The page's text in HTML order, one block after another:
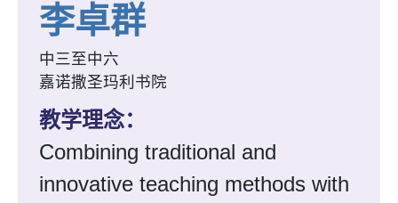
李卓群
中三至中六
嘉诺撒圣玛利书院
教学理念：
Combining traditional and
innovative teaching methods with